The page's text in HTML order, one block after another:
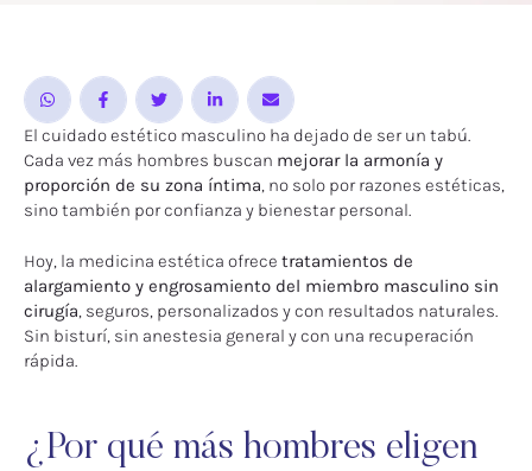
El cuidado estético masculino ha dejado de ser un tabú.
Cada vez más hombres buscan mejorar la armonía y
proporción de su zona íntima, no solo por razones estéticas,
sino también por confianza y bienestar personal.
Hoy, la medicina estética ofrece tratamientos de
alargamiento y engrosamiento del miembro masculino sin
cirugía, seguros, personalizados y con resultados naturales.
Sin bisturí, sin anestesia general y con una recuperación
rápida.
¿Por qué más hombres eligen